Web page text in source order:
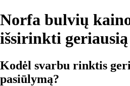
Norfa bulvių
išsirinkti
Kodėl svarbu rinktis
pasiūlymą?